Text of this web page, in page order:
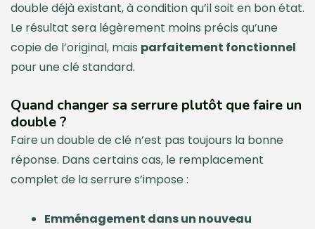
double déjà existant, à condition qu’il soit en bon état.
Le résultat sera légèrement moins précis qu’une
copie de l’original, mais parfaitement fonctionnel
pour une clé standard.
Quand changer sa serrure plutôt que faire un
double ?
Faire un double de clé n’est pas toujours la bonne
réponse. Dans certains cas, le remplacement
complet de la serrure s’impose :
Emménagement dans un nouveau